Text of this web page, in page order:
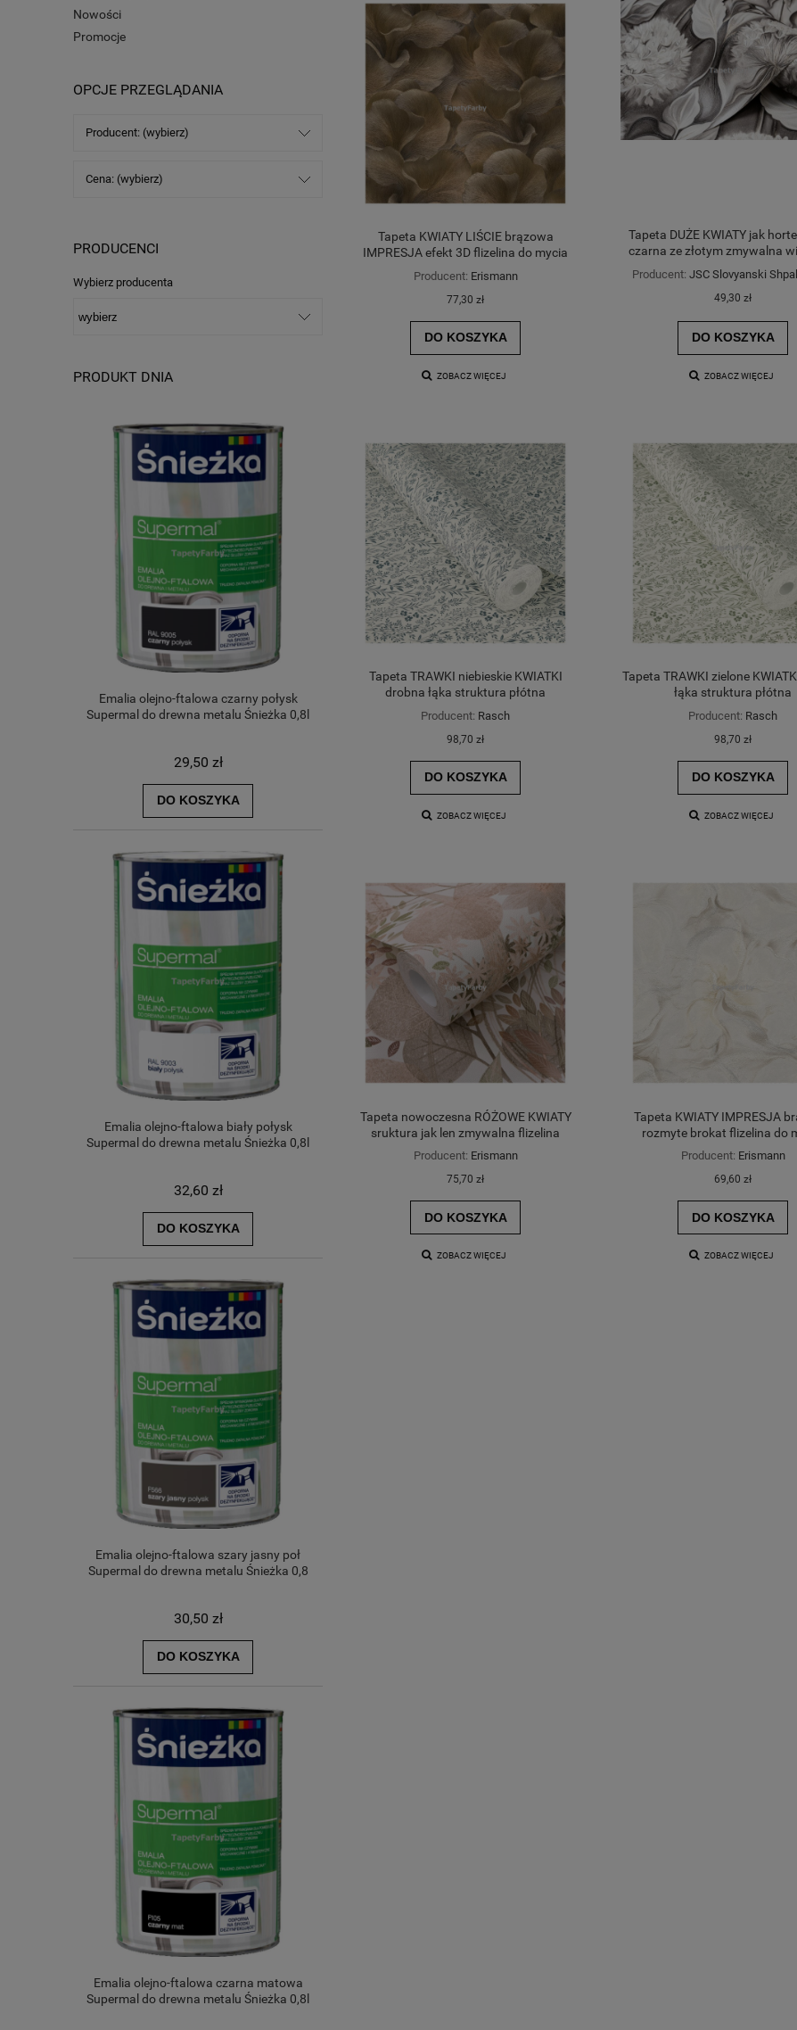
Nowości
Promocje
OPCJE PRZEGLĄDANIA
Producent: (wybierz)
Cena: (wybierz)
PRODUCENCI
Wybierz producenta
PRODUKT DNIA
Emalia olejno-ftalowa czarny połysk
Supermal do drewna metalu Śnieżka 0,8l
29,50 zł
DO KOSZYKA
Emalia olejno-ftalowa biały połysk
Supermal do drewna metalu Śnieżka 0,8l
32,60 zł
DO KOSZYKA
Emalia olejno-ftalowa szary jasny poł
Supermal do drewna metalu Śnieżka 0,8
30,50 zł
DO KOSZYKA
Emalia olejno-ftalowa czarna matowa
Supermal do drewna metalu Śnieżka 0,8l
Tapeta KWIATY LIŚCIE brązowa
IMPRESJA efekt 3D flizelina do mycia
Producent: Erismann
77,30 zł
DO KOSZYKA
ZOBACZ WIĘCEJ
Tapeta DUŻE KWIATY jak
czarna ze złotym zmywalna
Producent: JSC Slovyanski
49,30 zł
DO KOSZYKA
ZOBACZ WIĘCEJ
Tapeta TRAWKI niebieskie KWIATKI
drobna łąka struktura płótna
Producent: Rasch
98,70 zł
DO KOSZYKA
ZOBACZ WIĘCEJ
Tapeta TRAWKI zielone
łąka struktura płótna
Producent: Rasch
98,70 zł
DO KOSZYKA
ZOBACZ WIĘCEJ
Tapeta nowoczesna RÓŻOWE KWIATY
sruktura jak len zmywalna flizelina
Producent: Erismann
75,70 zł
DO KOSZYKA
ZOBACZ WIĘCEJ
Tapeta KWIATY IMPRESJA
rozmyte brokat flizelina do
Producent: Erismann
69,60 zł
DO KOSZYKA
ZOBACZ WIĘCEJ